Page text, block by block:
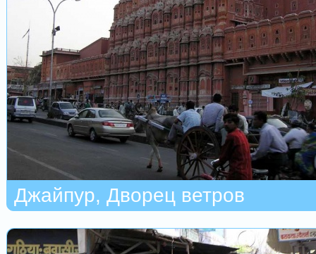
Джайпур, Дворец ветров